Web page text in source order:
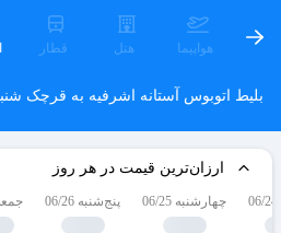
هواپیما هتل قطار
بلیط اتوبوس آستانه اشرفیه به قرچک شنبه 17
ارزان‌ترین قیمت در هر روز
چهارشنبه 06/25 پنج‌شنبه 06/26 جمعه